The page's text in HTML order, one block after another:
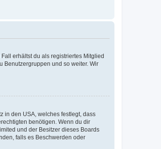
erhältst du als registriertes Mitglied
Benutzergruppen und so weiter. Wir
in den USA, welches festlegt, dass
benötigen. Wenn du dir
und der Besitzer dieses Boards
falls es Beschwerden oder